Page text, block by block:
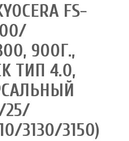
FS-
900Г.,
ТИП 4.0,
25/
3130/3150)